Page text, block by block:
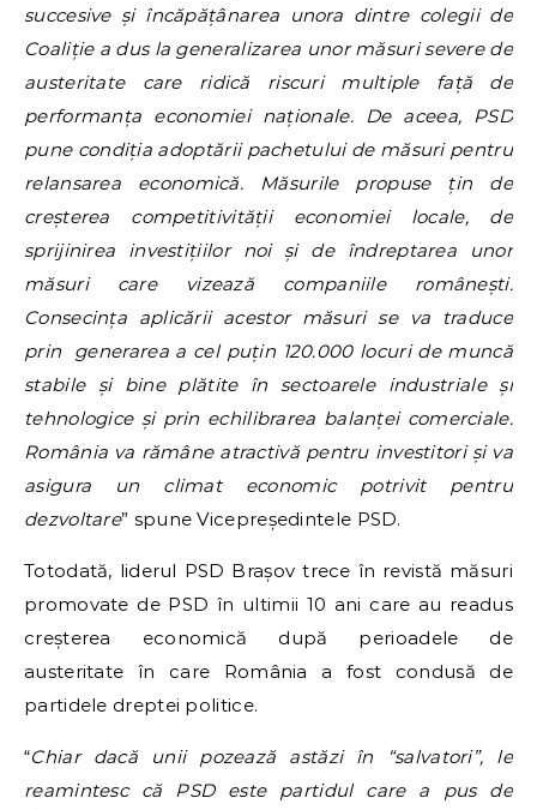
succesive și încăpățânarea unora dintre colegii de
Coaliție a dus la generalizarea unor măsuri severe de
austeritate care ridică riscuri multiple față de
performanța economiei naționale. De aceea, PSD
pune condiția adoptării pachetului de măsuri pentru
relansarea economică. Măsurile propuse țin de
creșterea competitivității economiei locale, de
sprijinirea investițiilor noi și de îndreptarea unor
măsuri care vizează companiile românești.
Consecința aplicării acestor măsuri se va traduce
prin generarea a cel puțin 120.000 locuri de muncă
stabile și bine plătite în sectoarele industriale și
tehnologice și prin echilibrarea balanței comerciale.
România va rămâne atractivă pentru investitori și va
asigura un climat economic potrivit pentru
dezvoltare” spune Vicepreședintele PSD.
Totodată, liderul PSD Brașov trece în revistă măsuri
promovate de PSD în ultimii 10 ani care au readus
creșterea economică după perioadele de
austeritate în care România a fost condusă de
partidele dreptei politice.
“Chiar dacă unii pozează astăzi în “salvatori”, le
reamintesc că PSD este partidul care a pus de